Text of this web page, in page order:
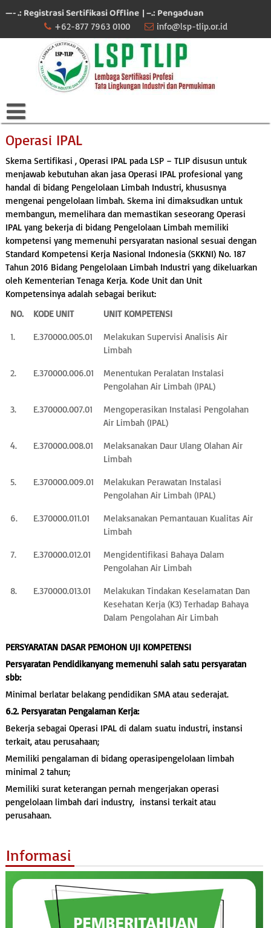
to—- .: Registrasi Sertifikasi Offline | –.: Pengaduan
+62-877 7963 0100 info@lsp-tlip.or.id
Operasi IPAL
Skema Sertifikasi , Operasi IPAL pada LSP – TLIP disusun untuk
menjawab kebutuhan akan jasa Operasi IPAL profesional yang
handal di bidang Pengelolaan Limbah Industri, khususnya
mengenai pengelolaan limbah. Skema ini dimaksudkan untuk
membangun, memelihara dan memastikan seseorang Operasi
IPAL yang bekerja di bidang Pengelolaan Limbah memiliki
kompetensi yang memenuhi persyaratan nasional sesuai dengan
Standard Kompetensi Kerja Nasional Indonesia (SKKNI) No. 187
Tahun 2016 Bidang Pengelolaan Limbah Industri yang dikeluarkan
oleh Kementerian Tenaga Kerja. Kode Unit dan Unit
Kompetensinya adalah sebagai berikut:
NO.
KODE UNIT
UNIT KOMPETENSI
1.
E.370000.005.01
Melakukan Supervisi Analisis Air
Limbah
2.
E.370000.006.01
Menentukan Peralatan Instalasi
Pengolahan Air Limbah (IPAL)
3.
E.370000.007.01
Mengoperasikan Instalasi Pengolahan
Air Limbah (IPAL)
4.
E.370000.008.01
Melaksanakan Daur Ulang Olahan Air
Limbah
5.
E.370000.009.01
Melakukan Perawatan Instalasi
Pengolahan Air Limbah (IPAL)
6.
E.370000.011.01
Melaksanakan Pemantauan Kualitas Air
Limbah
7.
E.370000.012.01
Mengidentifikasi Bahaya Dalam
Pengolahan Air Limbah
8.
E.370000.013.01
Melakukan Tindakan Keselamatan Dan
Kesehatan Kerja (K3) Terhadap Bahaya
Dalam Pengolahan Air Limbah
PERSYARATAN DASAR PEMOHON UJI KOMPETENSI
Persyaratan Pendidikanyang memenuhi salah satu persyaratan
sbb:
Minimal berlatar belakang pendidikan SMA atau sederajat.
6.2. Persyaratan Pengalaman Kerja:
Bekerja sebagai Operasi IPAL di dalam suatu industri, instansi
terkait, atau perusahaan;
Memiliki pengalaman di bidang operasipengelolaan limbah
minimal 2 tahun;
Memiliki surat keterangan pernah mengerjakan operasi
pengelolaan limbah dari industry, instansi terkait atau
perusahaan.
Informasi